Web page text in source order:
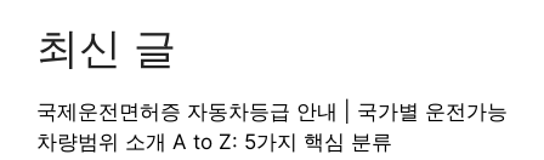
최신 글
국제운전면허증 자동차등급 안내 | 국가별 운전가능
차량범위 소개 A to Z: 5가지 핵심 분류